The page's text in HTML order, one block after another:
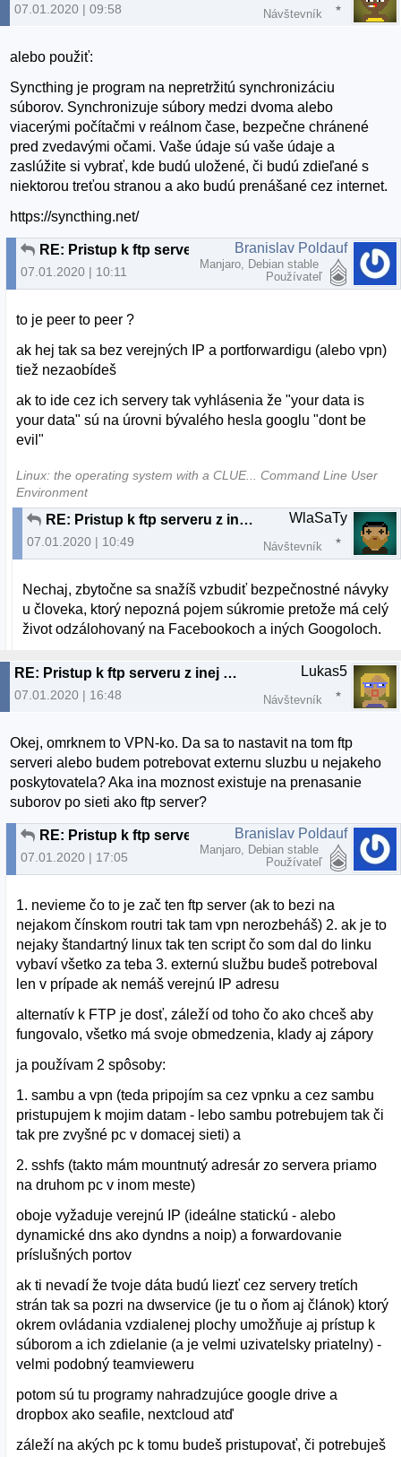
07.01.2020 | 09:58 Návštevník
alebo použiť:
Syncthing je program na nepretržitú synchronizáciu
súborov. Synchronizuje súbory medzi dvoma alebo
viacerými počítačmi v reálnom čase, bezpečne chránené
pred zvedavými očami. Vaše údaje sú vaše údaje a
zaslúžite si vybrať, kde budú uložené, či budú zdieľané s
niektorou treťou stranou a ako budú prenášané cez internet.
https://syncthing.net/
RE: Pristup k ftp serveru z inej ako domacej siete
07.01.2020 | 10:11
Branislav Poldauf
Manjaro, Debian stable
Používateľ
to je peer to peer ?
ak hej tak sa bez verejných IP a portforwardigu (alebo vpn)
tiež nezaobídeš
ak to ide cez ich servery tak vyhlásenia že "your data is
your data" sú na úrovni bývalého hesla googlu "dont be
evil"
Linux: the operating system with a CLUE... Command Line User
Environment
RE: Pristup k ftp serveru z inej ako domacej siete
07.01.2020 | 10:49
WlaSaTy
Návštevník
Nechaj, zbytočne sa snažíš vzbudiť bezpečnostné návyky
u človeka, ktorý nepozná pojem súkromie pretože má celý
život odzálohovaný na Facebookoch a iných Googoloch.
RE: Pristup k ftp serveru z inej ako domacej siete
07.01.2020 | 16:48
Lukas5
Návštevník
Okej, omrknem to VPN-ko. Da sa to nastavit na tom ftp
serveri alebo budem potrebovat externu sluzbu u nejakeho
poskytovatela? Aka ina moznost existuje na prenasanie
suborov po sieti ako ftp server?
RE: Pristup k ftp serveru z inej ako domacej siete
07.01.2020 | 17:05
Branislav Poldauf
Manjaro, Debian stable
Používateľ
1. nevieme čo to je zač ten ftp server (ak to bezi na
nejakom čínskom routri tak tam vpn nerozbeháš) 2. ak je to
nejaky štandartný linux tak ten script čo som dal do linku
vybaví všetko za teba 3. externú službu budeš potreboval
len v prípade ak nemáš verejnú IP adresu
alternatív k FTP je dosť, záleží od toho čo ako chceš aby
fungovalo, všetko má svoje obmedzenia, klady aj zápory
ja používam 2 spôsoby:
1. sambu a vpn (teda pripojím sa cez vpnku a cez sambu
pristupujem k mojim datam - lebo sambu potrebujem tak či
tak pre zvyšné pc v domacej sieti) a
2. sshfs (takto mám mountnutý adresár zo servera priamo
na druhom pc v inom meste)
oboje vyžaduje verejnú IP (ideálne statickú - alebo
dynamické dns ako dyndns a noip) a forwardovanie
príslušných portov
ak ti nevadí že tvoje dáta budú liezť cez servery tretích
strán tak sa pozri na dwservice (je tu o ňom aj článok) ktorý
okrem ovládania vzdialenej plochy umožňuje aj prístup k
súborom a ich zdielanie (a je velmi uzivatelsky priatelny) -
velmi podobný teamvieweru
potom sú tu programy nahradzujúce google drive a
dropbox ako seafile, nextcloud atď
záleží na akých pc k tomu budeš pristupovať, či potrebuješ